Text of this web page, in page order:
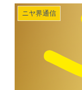
ニヤ界通信